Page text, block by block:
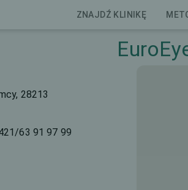
ZNAJDŹ KLINIKĘ
28213
63 91 97 99